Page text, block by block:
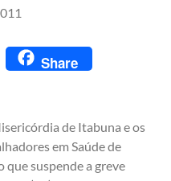
PrintFriendly
Share
de Itabuna e os
em Saúde de
que suspende a greve